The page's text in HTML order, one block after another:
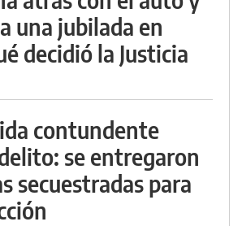
una jubilada en
decidió la Justicia
contundente
se entregaron
secuestradas para